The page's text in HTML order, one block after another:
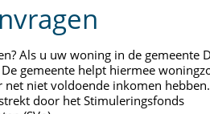
Als u uw woning in de gemeente
gemeente helpt hiermee
niet voldoende inkomen
door het Stimuleringsfonds